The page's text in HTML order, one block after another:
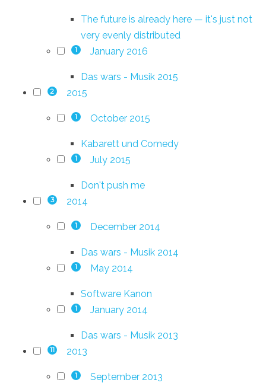
The future is already here — it's just not
very evenly distributed
1 January 2016
Das wars - Musik 2015
2 2015
1 October 2015
Kabarett und Comedy
1 July 2015
Don't push me
3 2014
1 December 2014
Das wars - Musik 2014
1 May 2014
Software Kanon
1 January 2014
Das wars - Musik 2013
11 2013
1 September 2013